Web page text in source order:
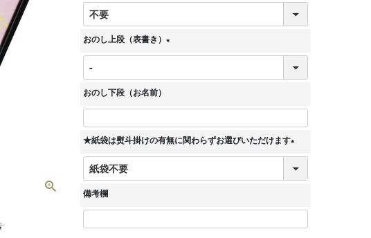
(
必
おのし上段（表書き）
(
おのし下段（お名前）
★紙袋は熨斗掛けの有無に関わらずお選びいただけます
(
必
備考欄